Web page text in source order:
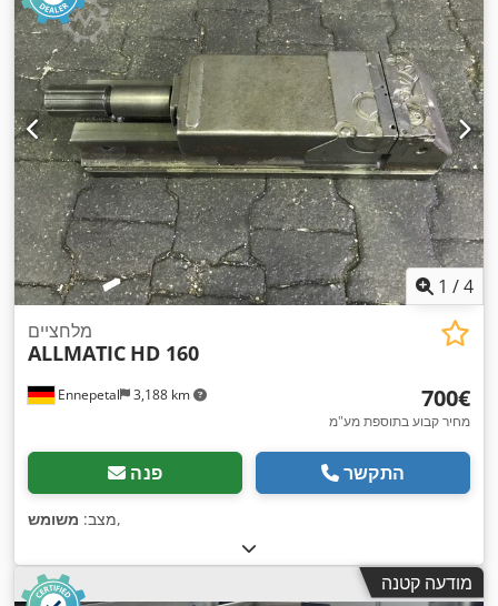
1 /4
Ennepetal 3,188 km
מלחציים
ALLMATIC HD 160
‏700 ‏€
מחיר קבוע בתוספת מע"מ
פנה התקשר
מצב: משומש ,
מודעה קטנה